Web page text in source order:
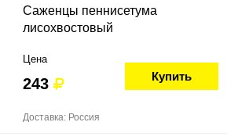
Саженцы пеннисетума
лисохвостовый
Цена
243 Купить
Доставка: Россия